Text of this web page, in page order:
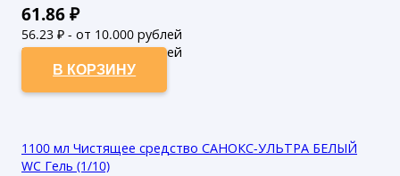
61.86₽
56.23 ₽ - от 10.000 рублей
51.12₽ - от 50.000 рублей
В КОРЗИНУ
1100 мл Чистящее средство САНОКС-УЛЬТРА БЕЛЫЙ
WC Гель (1/10)